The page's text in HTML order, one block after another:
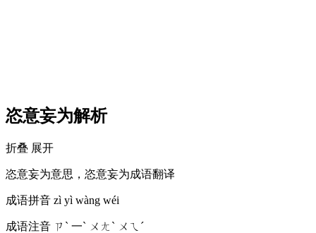
恣意妄为解析
折叠 展开
恣意妄为意思，恣意妄为成语翻译
成语拼音 zì yì wàng wéi
成语注音 ㄗˋ 一ˋ ㄨㄤˋ ㄨㄟˊ